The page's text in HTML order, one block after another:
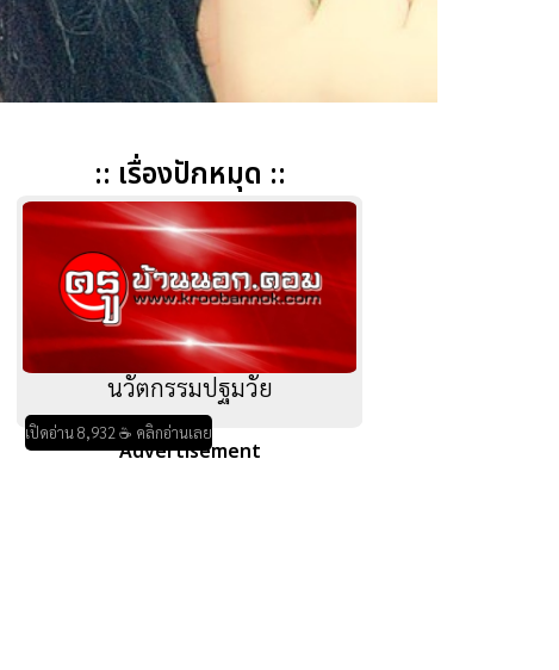
:: เรื่องปักหมุด ::
นวัตกรรมปฐมวัย
เปิดอ่าน 8,932 ☕ คลิกอ่านเลย
Advertisement